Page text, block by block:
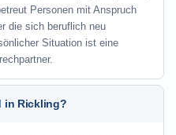
Personen mit Anspruch
die sich beruflich neu
Situation ist eine
in Rickling?